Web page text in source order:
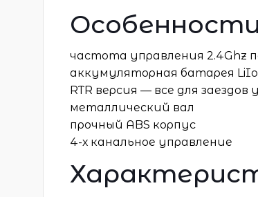
частота управления 2.4Ghz
аккумуляторная батарея
RTR версия — все для
металлический вал
прочный ABS корпус
4-х канальное управление